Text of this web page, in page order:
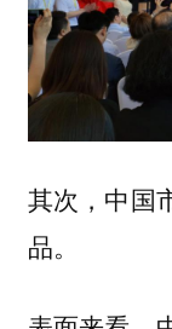
其次，中国
品。